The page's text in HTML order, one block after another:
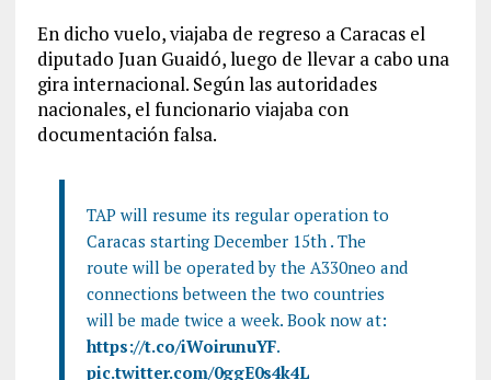
En dicho vuelo, viajaba de regreso a Caracas el
diputado Juan Guaidó, luego de llevar a cabo una
gira internacional. Según las autoridades
nacionales, el funcionario viajaba con
documentación falsa.
TAP will resume its regular operation to
Caracas starting December 15th . The
route will be operated by the A330neo and
connections between the two countries
will be made twice a week. Book now at:
https://t.co/iWoirunuYF.
pic.twitter.com/0ggE0s4k4L